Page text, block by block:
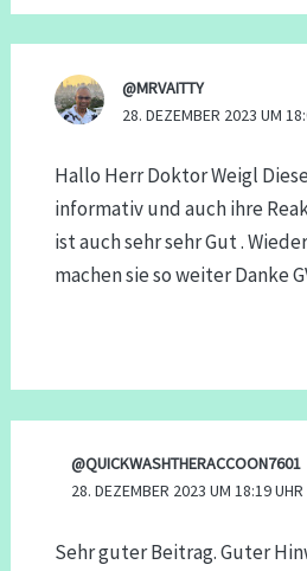
@MRVAITTY
28. DEZEMBER 2023 UM
Hallo Herr Doktor Weigl
informativ und auch ihre
ist auch sehr sehr Gut .
machen sie so weiter Danke
@QUICKWASHTHERACCOON7601
28. DEZEMBER 2023 UM 18:19 UHR
Sehr guter Beitrag. Guter